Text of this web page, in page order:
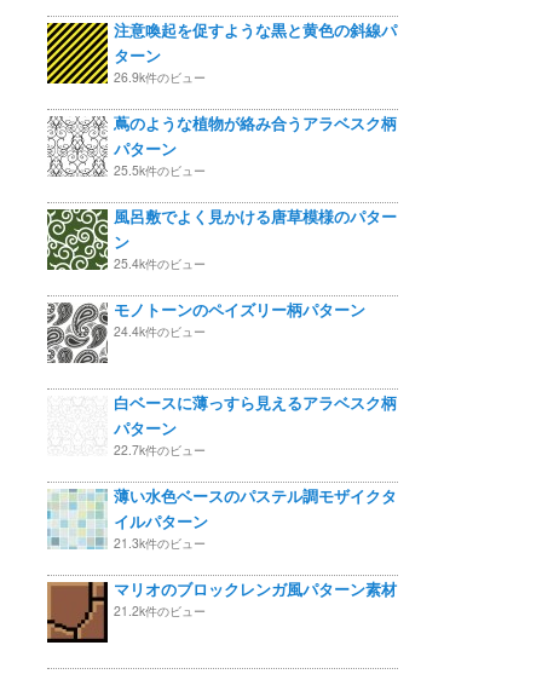
注意喚起を促すような黒と黄色の斜線パ
ターン
26.9k件のビュー
蔦のような植物が絡み合うアラベスク柄
パターン
25.5k件のビュー
風呂敷でよく見かける唐草模様のパター
ン
25.4k件のビュー
モノトーンのペイズリー柄パターン
24.4k件のビュー
白ベースに薄っすら見えるアラベスク柄
パターン
22.7k件のビュー
薄い水色ベースのパステル調モザイクタ
イルパターン
21.3k件のビュー
マリオのブロックレンガ風パターン素材
21.2k件のビュー